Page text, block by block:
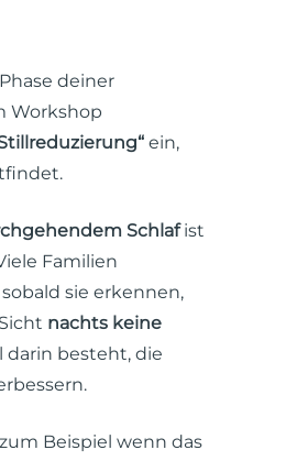
deiner
Workshop
ein,
Schlafist
Familien
sie erkennen,
nachts keine
besteht, die
Beispiel wenn das